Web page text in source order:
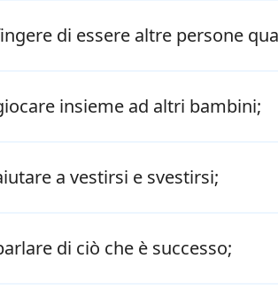
di essere altre persone
insieme ad altri bambini;
a vestirsi e svestirsi;
di ciò che è successo;